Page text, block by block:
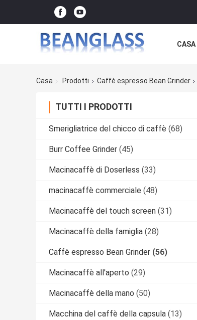
CASA
Casa Prodotti Caffè espresso Bean Grinder
TUTTI I PRODOTTI
Smerigliatrice del chicco di caffè (68)
Burr Coffee Grinder (45)
Macinacaffè di Doserless (33)
macinacaffè commerciale (48)
Macinacaffè del touch screen (31)
Macinacaffè della famiglia (28)
Caffè espresso Bean Grinder (56)
Macinacaffè all'aperto (29)
Macinacaffè della mano (50)
Macchina del caffè della capsula (13)